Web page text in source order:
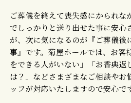
ご葬儀を終えて喪失感にかられな
でしっかりと送り出せた事に安心
が、次に気になるのが『ご葬儀後
事』です。菊屋ホールでは、お客
をできる人がいない」「お香典返
は？」などさまざまなご相談やお
ッフが対応いたしますので安心です